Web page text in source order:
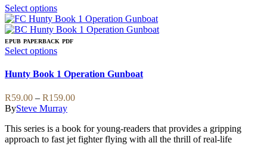
page
chosen
on
the
product
page
Select optionsThis
product
has
multiple
variants.
options
may
be
chosen
on
the
product
EPUB PAPERBACK PDF
Select optionsThis
has
multiple
variants.
The
options
may
be
Hunty Book 1 Operation Gunboat
R59.00 – R159.00Price
through
R159.00
BySteve Murray
This series is a book for young-readers that provides a gripping
approach to fast jet fighter flying with all the thrill of real-life